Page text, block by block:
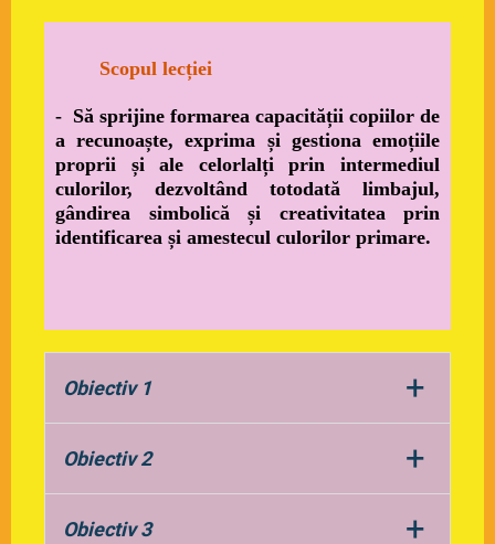
Scopul lecției
- Să sprijine formarea capacității copiilor de
a recunoaște,exprima și gestiona emoțiile
proprii și ale celorlalți prin intermediul
culorilor, dezvoltând totodată limbajul,
gândirea simbolică și creativitatea prin
identificarea și amestecul culorilor primare.
Obiectiv 1 +
Să identifice cel puțin 3 emoții în
urma vizualizării povestirii, făcând
referire la monștrii culorilor.
Obiectiv 2 +
Să coreleze cel puțin o situație din
Obiectiv 3 +